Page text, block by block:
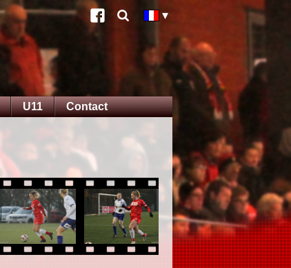
U11 Contact